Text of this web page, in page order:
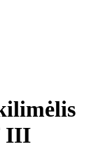
III